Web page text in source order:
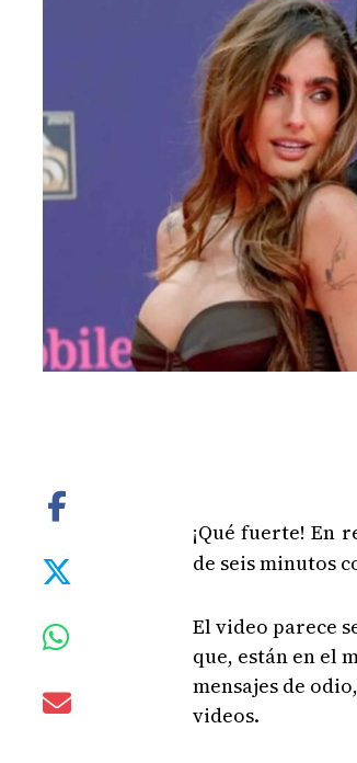
¡Qué fuerte! En
de seis minutos
El video parece
que, están en el
mensajes de
videos.